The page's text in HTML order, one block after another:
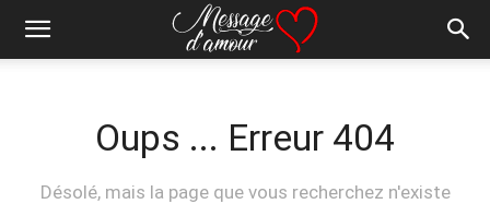
Oups ... Erreur 404
Désolé, mais la page que vous recherchez n'existe